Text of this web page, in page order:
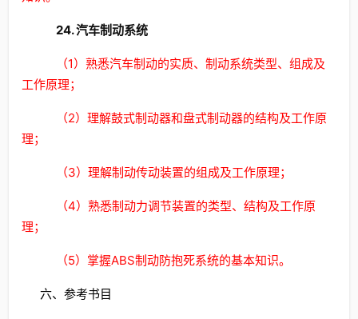
24. 汽车制动系统
（1）熟悉汽车制动的实质、制动系统类型、组成及
工作原理；
（2）理解鼓式制动器和盘式制动器的结构及工作原
理；
（3）理解制动传动装置的组成及工作原理；
（4）熟悉制动力调节装置的类型、结构及工作原
理；
（5）掌握ABS制动防抱死系统的基本知识。
六、参考书目